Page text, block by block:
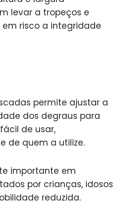
levar a tropeços e
risco a integridade
permite ajustar a
dos degraus para
de usar,
de quem a utilize.
importante em
por crianças, idosos
reduzida.